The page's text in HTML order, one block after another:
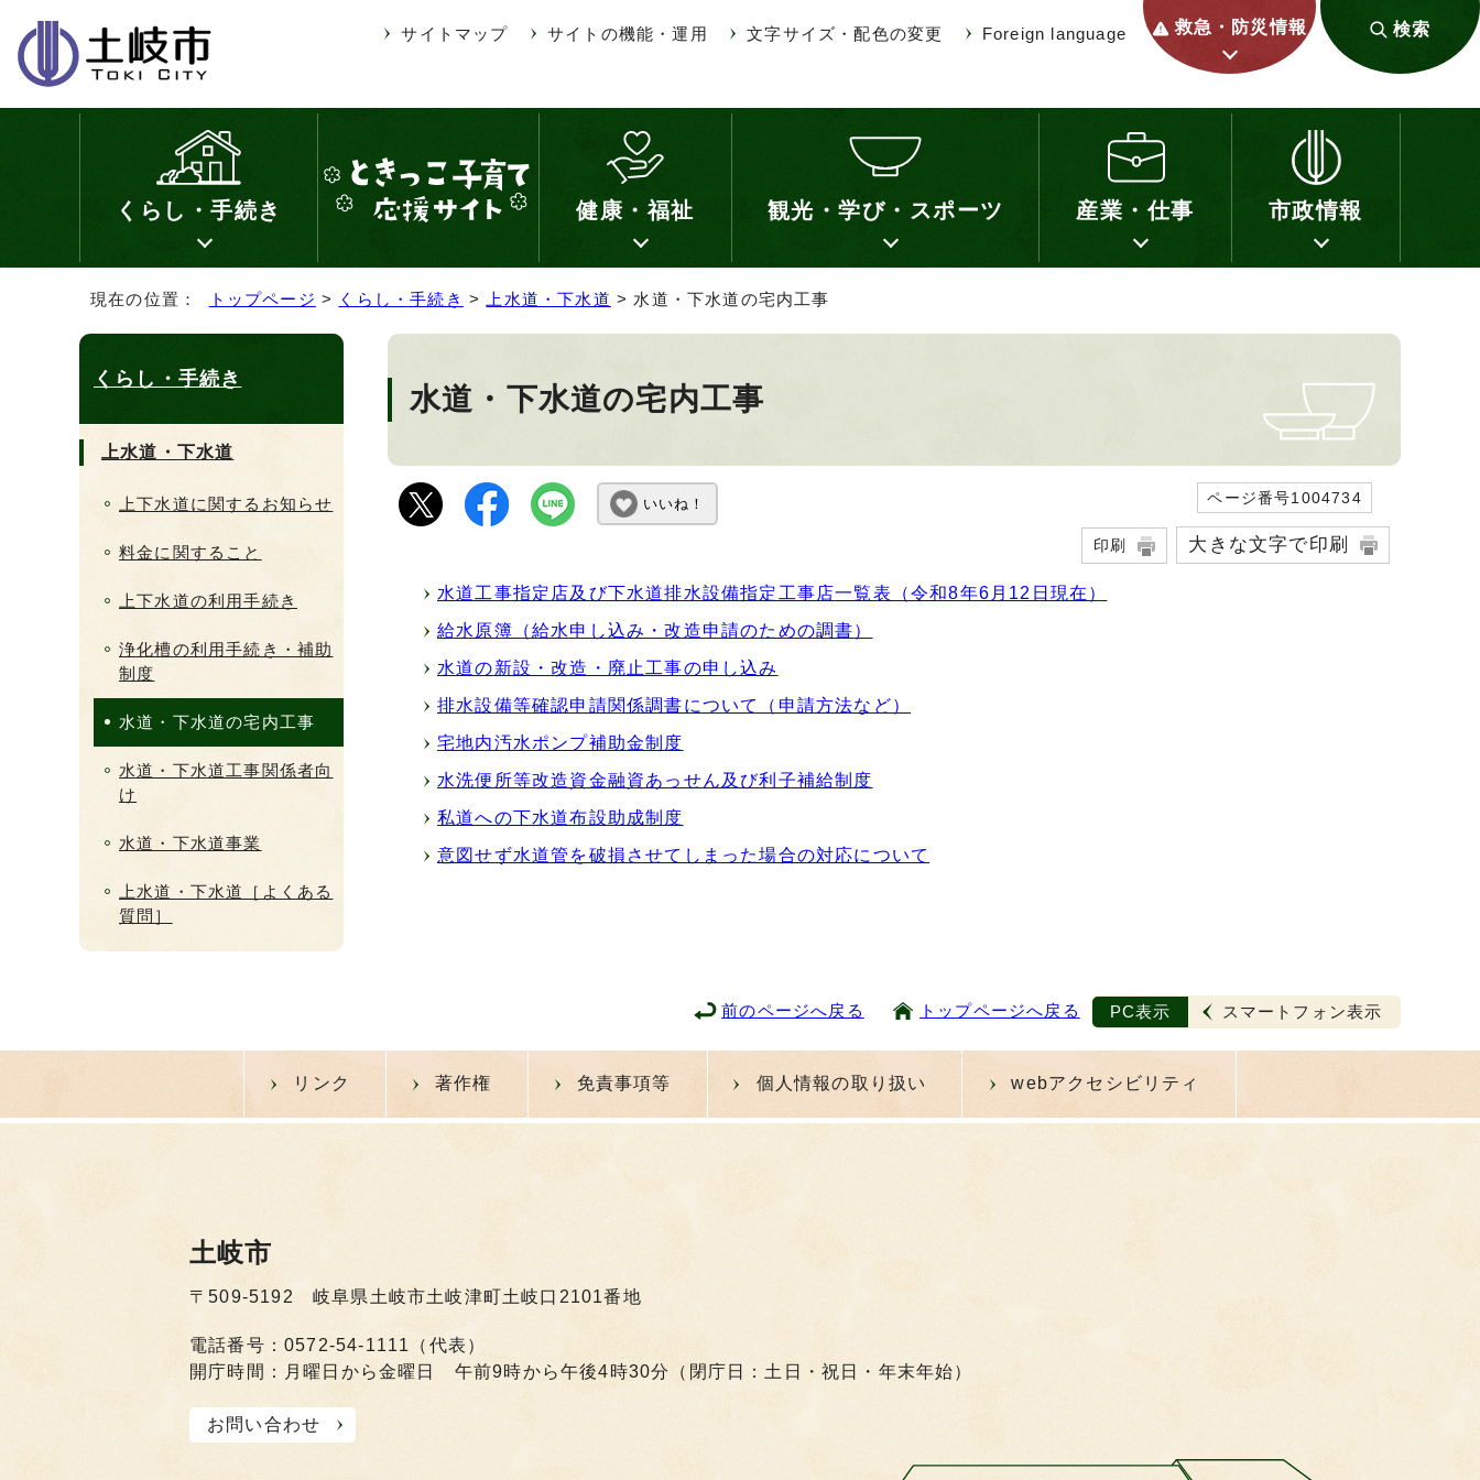
サイトマップ サイトの機能・運用 文字サイズ・配色の変更 Foreign language 救急・防災情報 検索
くらし・手続き 健康・福祉 観光・学び・スポーツ 産業・仕事 市政情報
現在の位置： トップページ > くらし・手続き > 上水道・下水道 > 水道・下水道の宅内工事
水道・下水道の宅内工事
いいね！ ページ番号1004734
印刷 大きな文字で印刷
水道工事指定店及び下水道排水設備指定工事店一覧表（令和8年6月12日現在）
給水原簿（給水申し込み・改造申請のための調書）
水道の新設・改造・廃止工事の申し込み
排水設備等確認申請関係調書について（申請方法など）
宅地内汚水ポンプ補助金制度
水洗便所等改造資金融資あっせん及び利子補給制度
私道への下水道布設助成制度
意図せず水道管を破損させてしまった場合の対応について
くらし・手続き
上水道・下水道
上下水道に関するお知らせ
料金に関すること
上下水道の利用手続き
浄化槽の利用手続き・補助
制度
水道・下水道の宅内工事
水道・下水道工事関係者向
け
水道・下水道事業
上水道・下水道［よくある
質問］
前のページへ戻る トップページへ戻る PC表示 スマートフォン表示
リンク 著作権 免責事項等 個人情報の取り扱い webアクセシビリティ
土岐市
〒509-5192 岐阜県土岐市土岐津町土岐口2101番地
電話番号：0572-54-1111（代表）
開庁時間：月曜日から金曜日 午前9時から午後4時30分（閉庁日：土日・祝日・年末年始）
お問い合わせ